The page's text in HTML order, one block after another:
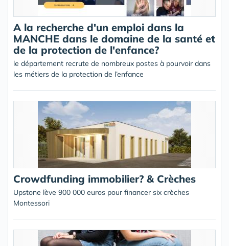
A la recherche d'un emploi dans la
MANCHE dans le domaine de la santé et
de la protection de l'enfance?
le département recrute de nombreux postes à pourvoir dans
les métiers de la protection de l’enfance
Crowdfunding immobilier? & Crèches
Upstone lève 900 000 euros pour financer six crèches
Montessori